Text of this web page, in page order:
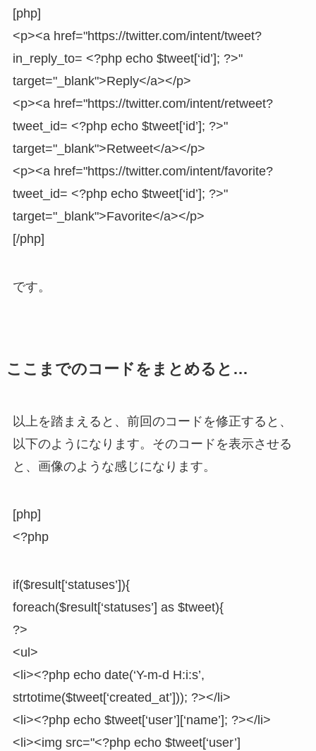
[php]
<p><a href="https://twitter.com/intent/tweet?
in_reply_to= <?php echo $tweet[‘id’]; ?>"
target="_blank">Reply</a></p>
<p><a href="https://twitter.com/intent/retweet?
tweet_id= <?php echo $tweet[‘id’]; ?>"
target="_blank">Retweet</a></p>
<p><a href="https://twitter.com/intent/favorite?
tweet_id= <?php echo $tweet[‘id’]; ?>"
target="_blank">Favorite</a></p>
[/php]
です。
ここまでのコードをまとめると…
以上を踏まえると、前回のコードを修正すると、
以下のようになります。そのコードを表示させる
と、画像のような感じになります。
[php]
<?php
if($result[‘statuses’]){
foreach($result[‘statuses’] as $tweet){
?>
<ul>
<li><?php echo date(‘Y-m-d H:i:s’,
strtotime($tweet[‘created_at’])); ?></li>
<li><?php echo $tweet[‘user’][‘name’]; ?></li>
<li><img src="<?php echo $tweet[‘user’]